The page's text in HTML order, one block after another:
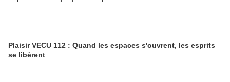
Plaisir VECU 112 : Quand les espaces s'ouvrent, les esprits
se libèrent